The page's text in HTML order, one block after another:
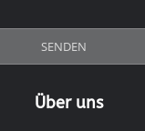
Über uns